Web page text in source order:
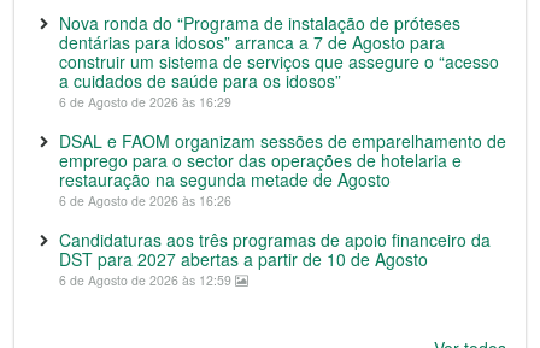
Nova ronda do “Programa de instalação de próteses
dentárias para idosos” arranca a 7 de Agosto para
construir um sistema de serviços que assegure o “acesso
a cuidados de saúde para os idosos”
6 de Agosto de 2026 às 16:29
DSAL e FAOM organizam sessões de emparelhamento de
emprego para o sector das operações de hotelaria e
restauração na segunda metade de Agosto
6 de Agosto de 2026 às 16:26
Candidaturas aos três programas de apoio financeiro da
DST para 2027 abertas a partir de 10 de Agosto
6 de Agosto de 2026 às 12:59